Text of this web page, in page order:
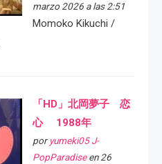
marzo 2026 a las 2:51
Momoko Kikuchi /
「HD」北岡夢子 恋
心 1988年
por yumeki05 J-
PopParadiseen 26